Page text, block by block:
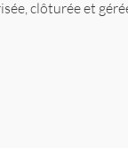
clôturée et